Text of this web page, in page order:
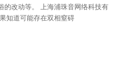
的改动等。 上海浦珠音网络科技有
知道可能存在双相窒碍